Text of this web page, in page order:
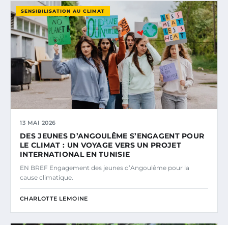
SENSIBILISATION AU CLIMAT
13 MAI 2026
DES JEUNES D’ANGOULÊME S’ENGAGENT POUR
LE CLIMAT : UN VOYAGE VERS UN PROJET
INTERNATIONAL EN TUNISIE
EN BREF Engagement des jeunes d’Angoulême pour la
cause climatique.
CHARLOTTE LEMOINE